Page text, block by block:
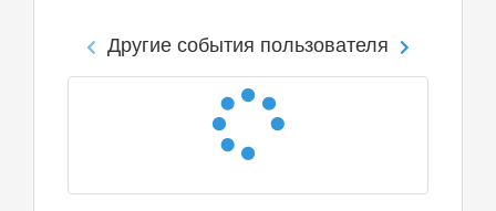
Другие события пользователя